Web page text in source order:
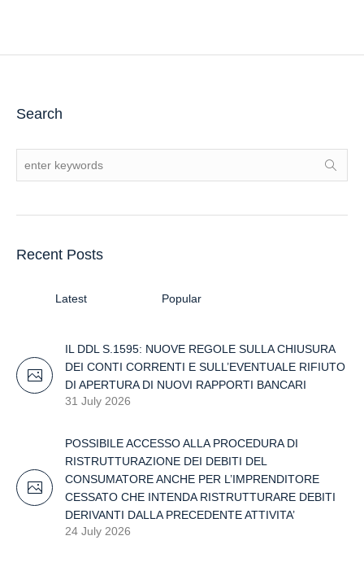
Search
Recent Posts
Latest Popular
IL DDL S.1595: NUOVE REGOLE SULLA CHIUSURA
DEI CONTI CORRENTI E SULL’EVENTUALE RIFIUTO
DI APERTURA DI NUOVI RAPPORTI BANCARI
31 July 2026
POSSIBILE ACCESSO ALLA PROCEDURA DI
RISTRUTTURAZIONE DEI DEBITI DEL
CONSUMATORE ANCHE PER L’IMPRENDITORE
CESSATO CHE INTENDA RISTRUTTURARE DEBITI
DERIVANTI DALLA PRECEDENTE ATTIVITA’
24 July 2026